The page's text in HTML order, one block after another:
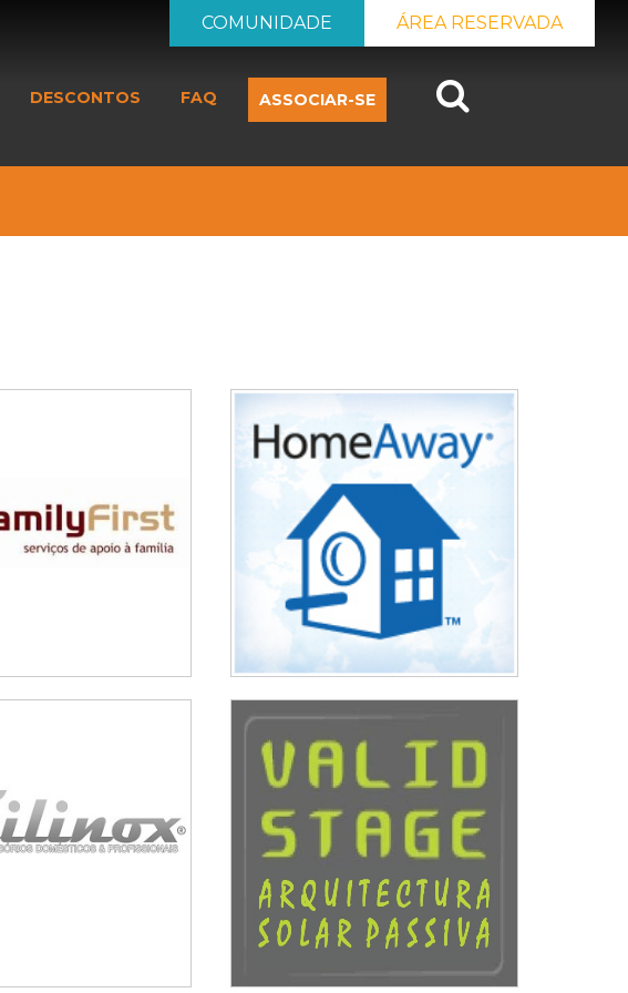
ÁREA RESERVADA
COMUNIDADE
DESCONTOS FAQ ASSOCIAR-SE